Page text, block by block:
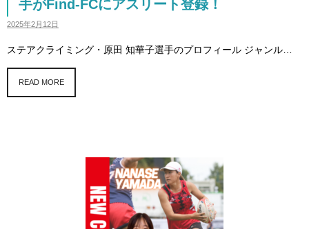
手がFind-FCにアスリート登録！
2025年2月12日
ステアクライミング・原田 知華子選手のプロフィール ジャンル…
READ MORE